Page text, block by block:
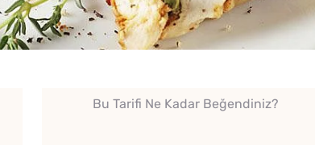
Bu Tarifi Ne Kadar Beğendiniz?